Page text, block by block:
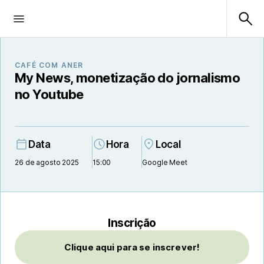
CAFÉ COM ANER
My News, monetização do jornalismo
no Youtube
Data
26 de agosto 2025
Hora
15:00
Local
Google Meet
Inscrição
Clique aqui para se inscrever!